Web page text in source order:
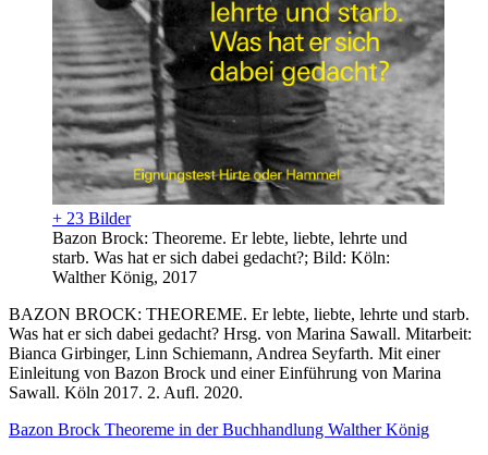
+ 23 Bilder
Bazon Brock: Theoreme. Er lebte, liebte, lehrte und
starb. Was hat er sich dabei gedacht?; Bild: Köln:
Walther König, 2017
BAZON BROCK: THEOREME. Er lebte, liebte, lehrte und starb.
Was hat er sich dabei gedacht? Hrsg. von Marina Sawall. Mitarbeit:
Bianca Girbinger, Linn Schiemann, Andrea Seyfarth. Mit einer
Einleitung von Bazon Brock und einer Einführung von Marina
Sawall. Köln 2017. 2. Aufl. 2020.
Bazon Brock Theoreme in der Buchhandlung Walther König